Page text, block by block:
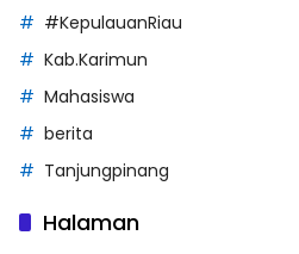
#KepulauanRiau
Kab.Karimun
Mahasiswa
berita
Tanjungpinang
Halaman